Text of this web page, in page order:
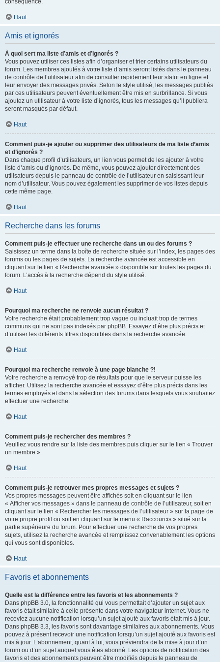
conséquence.
Haut
Amis et ignorés
À quoi sert ma liste d’amis et d’ignorés ?
Vous pouvez utiliser ces listes afin d’organiser et trier certains utilisateurs du
forum. Les membres ajoutés à votre liste d’amis seront listés dans le panneau
de contrôle de l’utilisateur afin de consulter rapidement leur statut en ligne et
leur envoyer des messages privés. Selon le style utilisé, les messages publiés
par ces utilisateurs peuvent éventuellement être mis en surbrillance. Si vous
ajoutez un utilisateur à votre liste d’ignorés, tous les messages qu’il publiera
seront masqués par défaut.
Haut
Comment puis-je ajouter ou supprimer des utilisateurs de ma liste d’amis
et d’ignorés ?
Dans chaque profil d’utilisateurs, un lien vous permet de les ajouter à votre
liste d’amis ou d’ignorés. De même, vous pouvez ajouter directement des
utilisateurs depuis le panneau de contrôle de l’utilisateur en saisissant leur
nom d’utilisateur. Vous pouvez également les supprimer de vos listes depuis
cette même page.
Haut
Recherche dans les forums
Comment puis-je effectuer une recherche dans un ou des forums ?
Saisissez un terme dans la boîte de recherche située sur l’index, les pages des
forums ou les pages de sujets. La recherche avancée est accessible en
cliquant sur le lien « Recherche avancée » disponible sur toutes les pages du
forum. L’accès à la recherche dépend du style utilisé.
Haut
Pourquoi ma recherche ne renvoie aucun résultat ?
Votre recherche était probablement trop vague ou incluait trop de termes
communs qui ne sont pas indexés par phpBB. Essayez d’être plus précis et
d’utiliser les différents filtres disponibles dans la recherche avancée.
Haut
Pourquoi ma recherche renvoie à une page blanche ?!
Votre recherche a renvoyé trop de résultats pour que le serveur puisse les
afficher. Utilisez la recherche avancée et essayez d’être plus précis dans les
termes employés et dans la sélection des forums dans lesquels vous souhaitez
effectuer une recherche.
Haut
Comment puis-je rechercher des membres ?
Veuillez vous rendre sur la liste des membres puis cliquer sur le lien « Trouver
un membre ».
Haut
Comment puis-je retrouver mes propres messages et sujets ?
Vos propres messages peuvent être affichés soit en cliquant sur le lien
« Afficher vos messages » dans le panneau de contrôle de l’utilisateur, soit en
cliquant sur le lien « Rechercher les messages de l’utilisateur » sur la page de
votre propre profil ou soit en cliquant sur le menu « Raccourcis » situé sur la
partie supérieure du forum. Pour effectuer une recherche de vos propres
sujets, utilisez la recherche avancée et remplissez convenablement les options
qui vous sont disponibles.
Haut
Favoris et abonnements
Quelle est la différence entre les favoris et les abonnements ?
Dans phpBB 3.0, la fonctionnalité qui vous permettait d’ajouter un sujet aux
favoris était similaire à celle présente dans votre navigateur internet. Vous ne
receviez aucune notification lorsqu’un sujet ajouté aux favoris était mis à jour.
Dans phpBB 3.3, les favoris sont davantage similaires aux abonnements. Vous
pouvez à présent recevoir une notification lorsqu’un sujet ajouté aux favoris est
mis à jour. L’abonnement, quant à lui, vous préviendra de la mise à jour d’un
forum ou d’un sujet auquel vous êtes abonné. Les options de notification des
favoris et des abonnements peuvent être modifiés depuis le panneau de